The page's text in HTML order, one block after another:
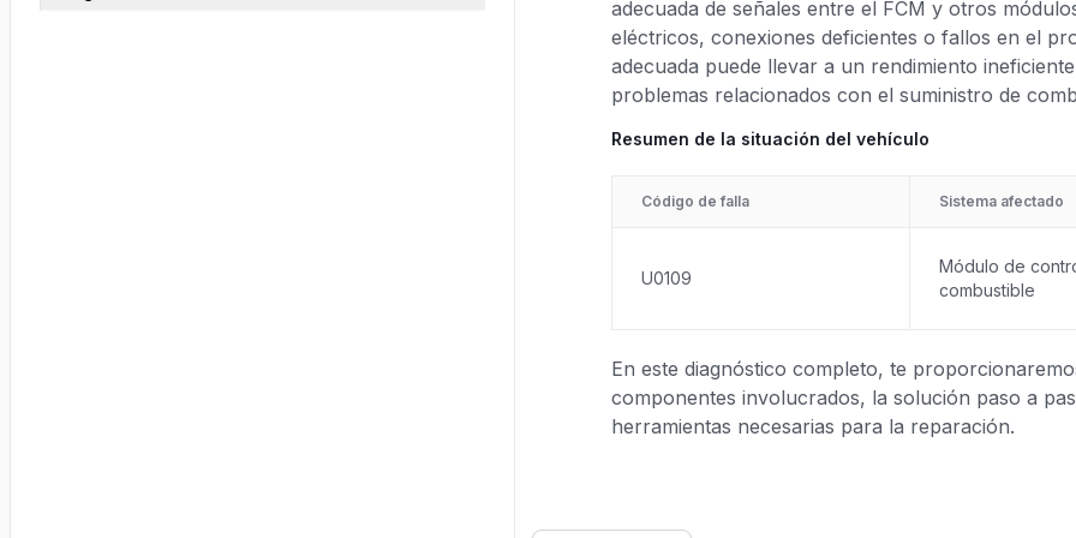
adecuada de señales entre el FCM y otros
eléctricos, conexiones deficientes o fallos en el
adecuada puede llevar a un rendimiento
problemas relacionados con el suministro de
Resumen de la situación del vehículo
Código de falla Sistema afectado
U0109
Módulo de
combustible
En este diagnóstico completo, te
componentes involucrados, la solución paso a
herramientas necesarias para la reparación.